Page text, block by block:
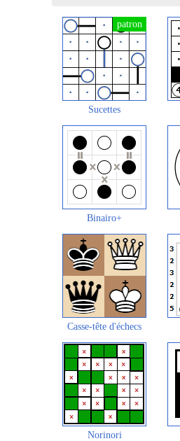
Sucettes
Binairo+
Casse-tête d'échecs
Norinori